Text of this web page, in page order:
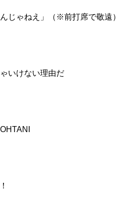
じゃねえ」（※前打席で敬遠）
いけない理由だ